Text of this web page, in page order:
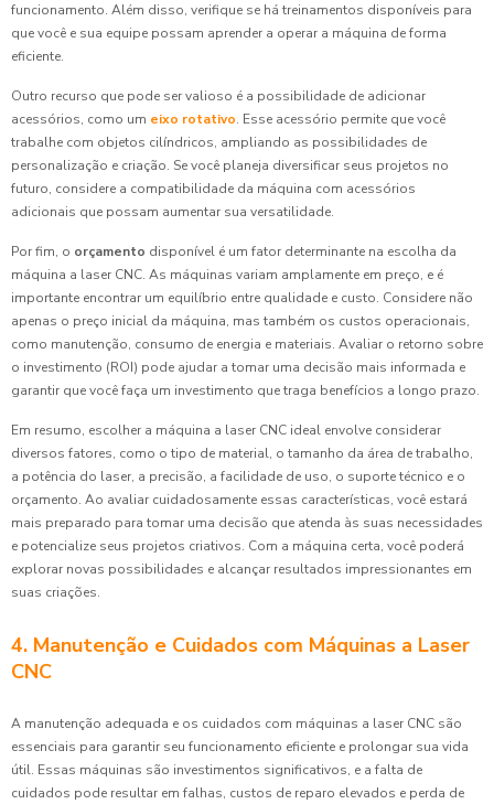
funcionamento. Além disso, verifique se há treinamentos disponíveis para
que você e sua equipe possam aprender a operar a máquina de forma
eficiente.
Outro recurso que pode ser valioso é a possibilidade de adicionar
acessórios, como um eixo rotativo. Esse acessório permite que você
trabalhe com objetos cilíndricos, ampliando as possibilidades de
personalização e criação. Se você planeja diversificar seus projetos no
futuro, considere a compatibilidade da máquina com acessórios
adicionais que possam aumentar sua versatilidade.
Por fim, o orçamento disponível é um fator determinante na escolha da
máquina a laser CNC. As máquinas variam amplamente em preço, e é
importante encontrar um equilíbrio entre qualidade e custo. Considere não
apenas o preço inicial da máquina, mas também os custos operacionais,
como manutenção, consumo de energia e materiais. Avaliar o retorno sobre
o investimento (ROI) pode ajudar a tomar uma decisão mais informada e
garantir que você faça um investimento que traga benefícios a longo prazo.
Em resumo, escolher a máquina a laser CNC ideal envolve considerar
diversos fatores, como o tipo de material, o tamanho da área de trabalho,
a potência do laser, a precisão, a facilidade de uso, o suporte técnico e o
orçamento. Ao avaliar cuidadosamente essas características, você estará
mais preparado para tomar uma decisão que atenda às suas necessidades
e potencialize seus projetos criativos. Com a máquina certa, você poderá
explorar novas possibilidades e alcançar resultados impressionantes em
suas criações.
4. Manutenção e Cuidados com Máquinas a Laser
CNC
A manutenção adequada e os cuidados com máquinas a laser CNC são
essenciais para garantir seu funcionamento eficiente e prolongar sua vida
útil. Essas máquinas são investimentos significativos, e a falta de
cuidados pode resultar em falhas, custos de reparo elevados e perda de